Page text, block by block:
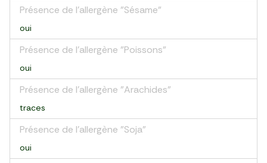
Présence de l'allergène "Sésame"
oui
Présence de l'allergène "Poissons"
oui
Présence de l'allergène "Arachides"
traces
Présence de l'allergène "Soja"
oui